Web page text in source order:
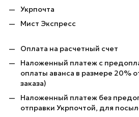
Укрпочта
Мист Экспресс
Оплата на расчетный счет
Наложенный платеж с
оплаты аванса в размере 20%
заказа)
Наложенный платеж без
отправки Укрпочтой, для